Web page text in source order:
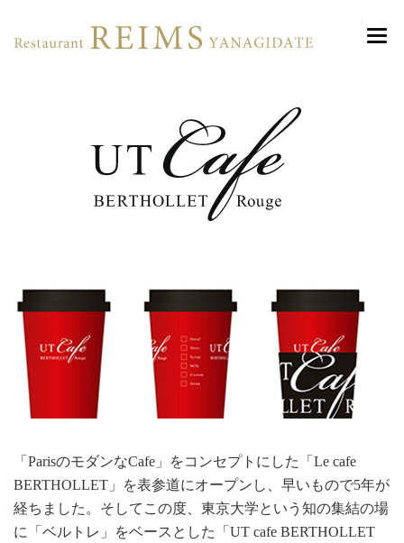
PHOTO GALLERY
WEDDING
「ParisのモダンなCafe」をコンセプトにした「Le cafe
BERTHOLLET」を表参道にオープンし、早いもので5年が
経ちました。そしてこの度、東京大学という知の集結の場
に「ベルトレ」をベースとした「UT cafe BERTHOLLET